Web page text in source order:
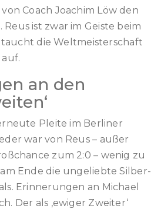
Coach Joachim Löw den
ist zwar im Geiste beim
taucht die Weltmeisterschaft
an den
Pleite im Berliner
war von Reus – außer
zum 2:0 – wenig zu
Ende die ungeliebte Silber-
Erinnerungen an Michael
Der als ‚ewiger Zweiter‘